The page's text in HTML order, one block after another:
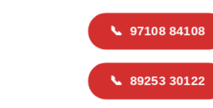
📞 97108 84108
📞 89253 30122